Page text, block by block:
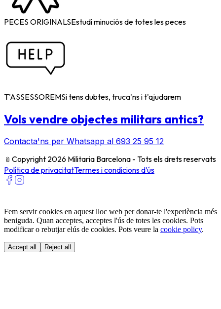
PECES ORIGINALSEstudi minuciós de totes les peces
T'ASSESSOREMSi tens dubtes, truca'ns i t'ajudarem
Vols vendre objectes militars antics?
Contacta'ns per Whatsapp al 693 25 95 12
﹫ Copyright 2026 Militaria Barcelona - Tots els drets reservats
Política de privacitatTermes i condicions d’ús
Fem servir cookies en aquest lloc web per donar-te l'experiència més
beniguda. Quan acceptes, acceptes l'ús de totes les cookies. Pots
modificar o rebutjar elús de cookies. Pots veure la cookie policy.
Accept all Reject all